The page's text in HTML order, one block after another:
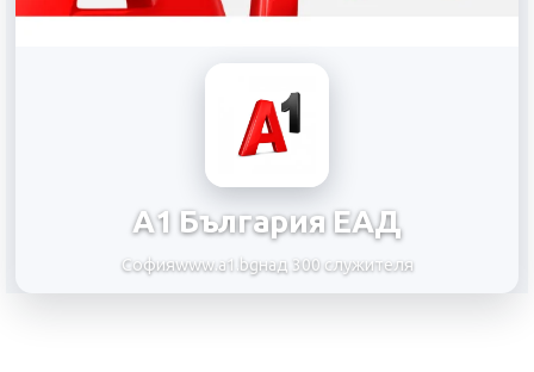
А1 България ЕАД
Софияwww.a1.bgнад 300 служителя